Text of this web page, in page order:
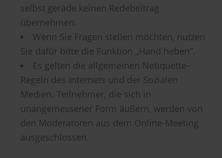
selbst gerade keinen Redebeitrag
übernehmen.
Wenn Sie Fragen stellen möchten, nutzen
Sie dafür bitte die Funktion „Hand heben“.
Es gelten die allgemeinen Netiquette-
Regeln des Internets und der Sozialen
Medien. Teilnehmer, die sich in
unangemessener Form äußern, werden von
den Moderatoren aus dem Online-Meeting
ausgeschlossen.